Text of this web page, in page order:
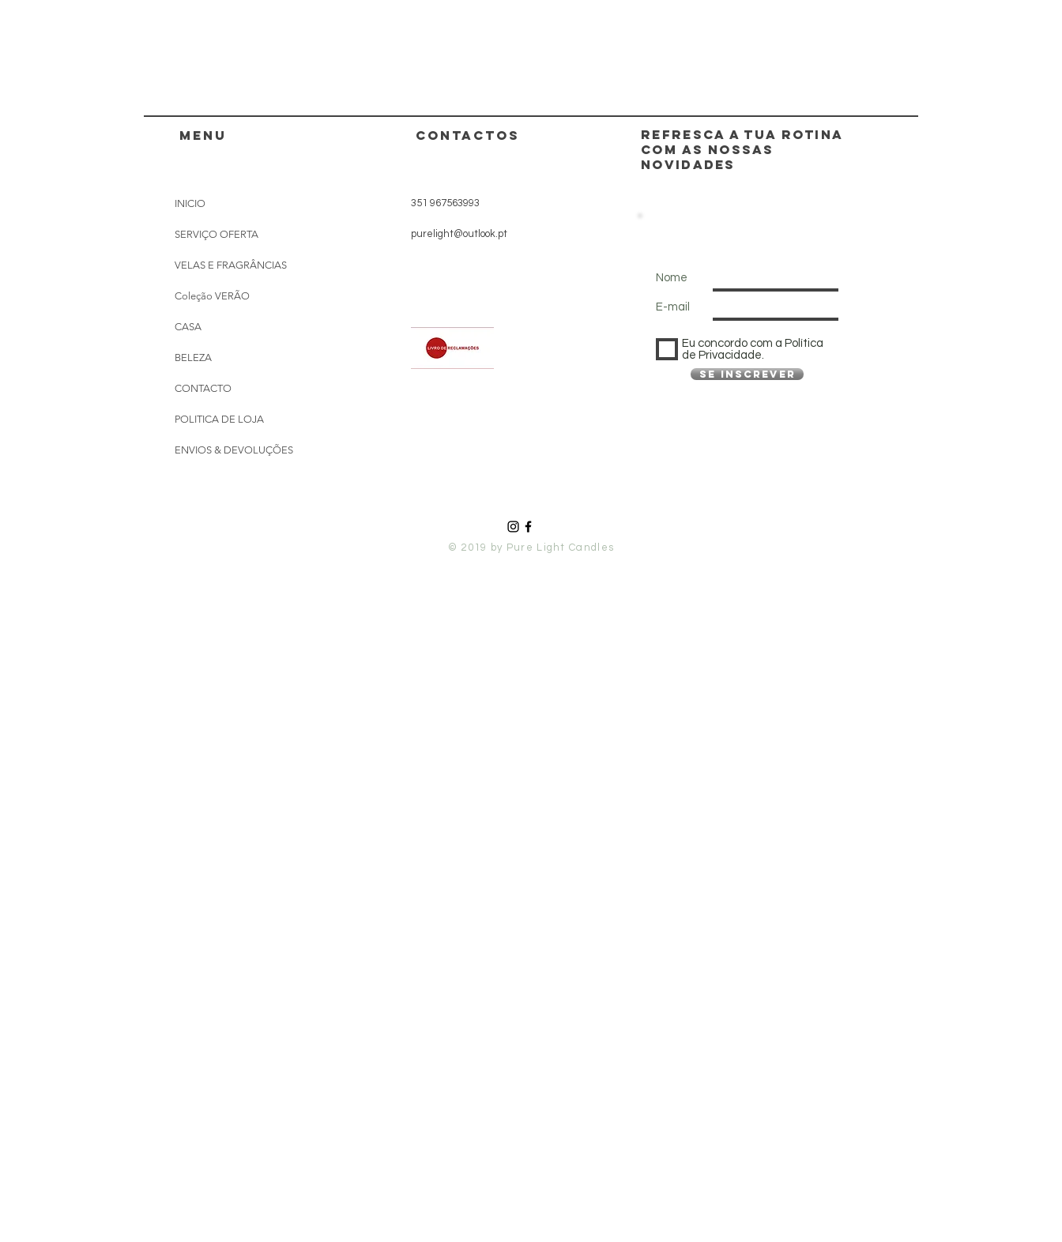
menu
INICIO
SERVIÇO OFERTA
VELAS E FRAGRÂNCIAS
Coleção VERÃO
CASA
BELEZA
CONTACTO
POLITICA DE LOJA
ENVIOS & DEVOLUÇÕES
CONTACTOS
351 967563993
purelight@outlook.pt
REFRESCA A TUA ROTINA
COM AS NOSSAS
NOVIDADES
Nome
E-mail
Eu concordo com a Política
de Privacidade.
Se inscrever
© 2019 by Pure Light Candles